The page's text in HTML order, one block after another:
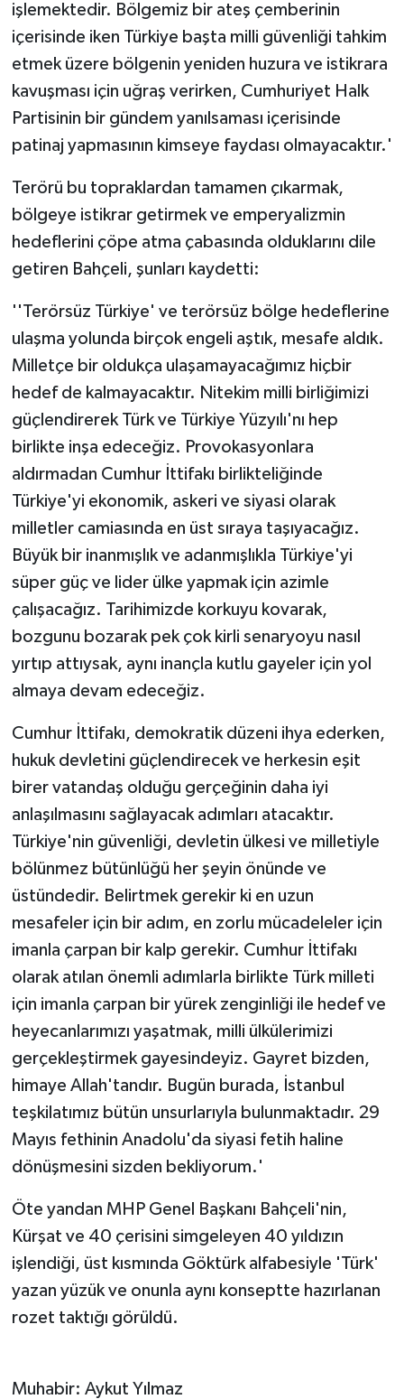
işlemektedir. Bölgemiz bir ateş çemberinin
içerisinde iken Türkiye başta milli güvenliği tahkim
etmek üzere bölgenin yeniden huzura ve istikrara
kavuşması için uğraş verirken, Cumhuriyet Halk
Partisinin bir gündem yanılsaması içerisinde
patinaj yapmasının kimseye faydası olmayacaktır.'
Terörü bu topraklardan tamamen çıkarmak,
bölgeye istikrar getirmek ve emperyalizmin
hedeflerini çöpe atma çabasında olduklarını dile
getiren Bahçeli, şunları kaydetti:
''Terörsüz Türkiye' ve terörsüz bölge hedeflerine
ulaşma yolunda birçok engeli aştık, mesafe aldık.
Milletçe bir oldukça ulaşamayacağımız hiçbir
hedef de kalmayacaktır. Nitekim milli birliğimizi
güçlendirerek Türk ve Türkiye Yüzyılı'nı hep
birlikte inşa edeceğiz. Provokasyonlara
aldırmadan Cumhur İttifakı birlikteliğinde
Türkiye'yi ekonomik, askeri ve siyasi olarak
milletler camiasında en üst sıraya taşıyacağız.
Büyük bir inanmışlık ve adanmışlıkla Türkiye'yi
süper güç ve lider ülke yapmak için azimle
çalışacağız. Tarihimizde korkuyu kovarak,
bozgunu bozarak pek çok kirli senaryoyu nasıl
yırtıp attıysak, aynı inançla kutlu gayeler için yol
almaya devam edeceğiz.
Cumhur İttifakı, demokratik düzeni ihya ederken,
hukuk devletini güçlendirecek ve herkesin eşit
birer vatandaş olduğu gerçeğinin daha iyi
anlaşılmasını sağlayacak adımları atacaktır.
Türkiye'nin güvenliği, devletin ülkesi ve milletiyle
bölünmez bütünlüğü her şeyin önünde ve
üstündedir. Belirtmek gerekir ki en uzun
mesafeler için bir adım, en zorlu mücadeleler için
imanla çarpan bir kalp gerekir. Cumhur İttifakı
olarak atılan önemli adımlarla birlikte Türk milleti
için imanla çarpan bir yürek zenginliği ile hedef ve
heyecanlarımızı yaşatmak, milli ülkülerimizi
gerçekleştirmek gayesindeyiz. Gayret bizden,
himaye Allah'tandır. Bugün burada, İstanbul
teşkilatımız bütün unsurlarıyla bulunmaktadır. 29
Mayıs fethinin Anadolu'da siyasi fetih haline
dönüşmesini sizden bekliyorum.'
Öte yandan MHP Genel Başkanı Bahçeli'nin,
Kürşat ve 40 çerisini simgeleyen 40 yıldızın
işlendiği, üst kısmında Göktürk alfabesiyle 'Türk'
yazan yüzük ve onunla aynı konseptte hazırlanan
rozet taktığı görüldü.
Muhabir: Aykut Yılmaz